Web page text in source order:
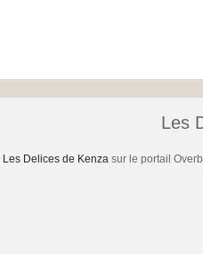
Les
Les Delices de Kenza sur le portail